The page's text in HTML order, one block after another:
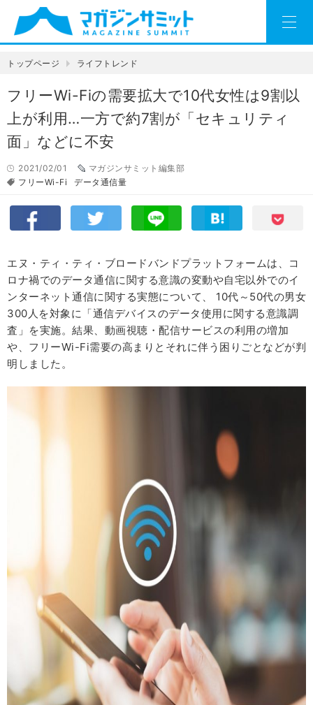
トップページ ライフトレンド
フリーWi-Fiの需要拡大で10代女性は9割以
上が利用…一方で約7割が「セキュリティ
面」などに不安
2021/02/01
マガジンサミット編集部
フリーWi-Fi
データ通信量
エヌ・ティ・ティ・ブロードバンドプラットフォームは、コ
ロナ禍でのデータ通信に関する意識の変動や自宅以外でのイ
ンターネット通信に関する実態について、 10代～50代の男女
300人を対象に「通信デバイスのデータ使用に関する意識調
査」を実施。結果、動画視聴・配信サービスの利用の増加
や、フリーWi-Fi需要の高まりとそれに伴う困りごとなどが判
明しました。